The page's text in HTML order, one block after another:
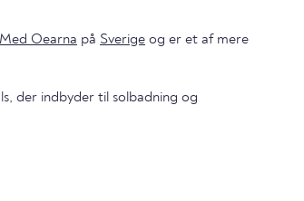
Oearna på Sverige og er et af mere
der indbyder til solbadning og